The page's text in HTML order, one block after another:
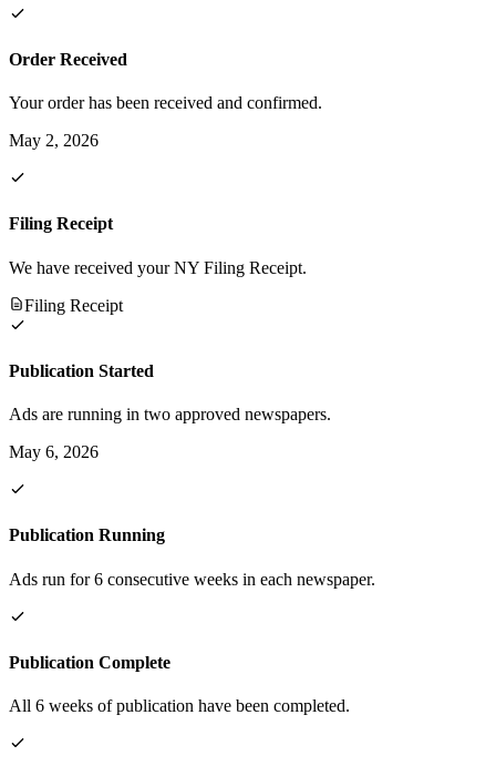
Order Received
Your order has been received and confirmed.
May 2, 2026
Filing Receipt
We have received your NY Filing Receipt.
Filing Receipt
Publication Started
Ads are running in two approved newspapers.
May 6, 2026
Publication Running
Ads run for 6 consecutive weeks in each newspaper.
Publication Complete
All 6 weeks of publication have been completed.